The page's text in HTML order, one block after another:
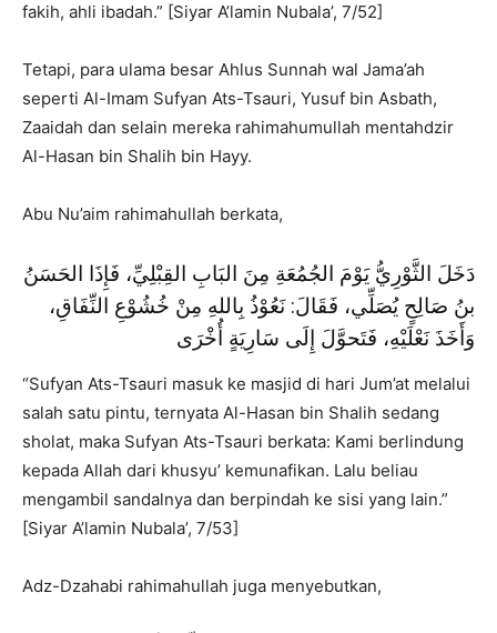
fakih, ahli ibadah.” [Siyar A’lamin Nubala’, 7/52]
Tetapi, para ulama besar Ahlus Sunnah wal Jama’ah
seperti Al-Imam Sufyan Ats-Tsauri, Yusuf bin Asbath,
Zaaidah dan selain mereka rahimahumullah mentahdzir
Al-Hasan bin Shalih bin Hayy.
Abu Nu’aim rahimahullah berkata,
دَخَلَ الثَّوْرِيُّ يَوْمَ الجُمُعَةِ مِنَ البَابِ القِبْلِيِّ، فَإِذَا الحَسَنُ
بنُ صَالِحٍ يُصَلِّي، فَقَالَ: نَعُوْذُ بِاللهِ مِنْ خُشُوْعِ النِّفَاقِ،
وَأَخَذَ نَعْلَيْهِ، فَتَحوَّلَ إِلَى سَارِيَةٍ أُخْرَى
“Sufyan Ats-Tsauri masuk ke masjid di hari Jum’at melalui
salah satu pintu, ternyata Al-Hasan bin Shalih sedang
sholat, maka Sufyan Ats-Tsauri berkata: Kami berlindung
kepada Allah dari khusyu’ kemunafikan. Lalu beliau
mengambil sandalnya dan berpindah ke sisi yang lain.”
[Siyar A’lamin Nubala’, 7/53]
Adz-Dzahabi rahimahullah juga menyebutkan,